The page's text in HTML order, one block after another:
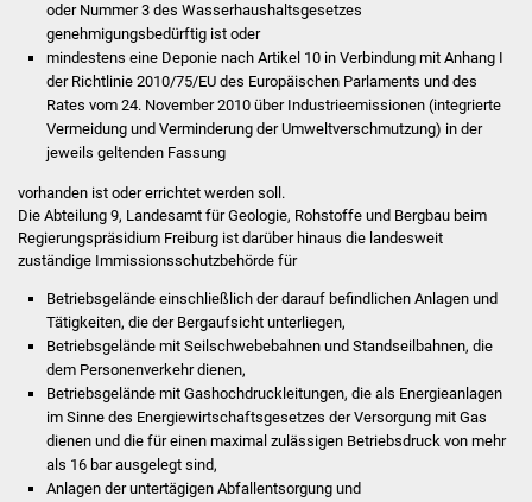
Bürger & Service
Was erledige ich wo
Dienstleistungen
Formulare
Bürgerinfos
Bildung
Schulen
oder Nummer 3 des Wasserhaushaltsgesetzes
genehmigungsbedürftig ist oder
mindestens eine Deponie nach Artikel 10 in Verbindung mit Anhang I
der Richtlinie 2010/75/EU des Europäischen Parlaments und des
Rates vom 24. November 2010 über Industrieemissionen (integrierte
Vermeidung und Verminderung der Umweltverschmutzung) in der
jeweils geltenden Fassung
vorhanden ist oder errichtet werden soll.
Die Abteilung 9, Landesamt für Geologie, Rohstoffe und Bergbau beim
Regierungspräsidium Freiburg ist darüber hinaus die landesweit
zuständige Immissionsschutzbehörde für
Betriebsgelände einschließlich der darauf befindlichen Anlagen und
Tätigkeiten, die der Bergaufsicht unterliegen,
Betriebsgelände mit Seilschwebebahnen und Standseilbahnen, die
dem Personenverkehr dienen,
Betriebsgelände mit Gashochdruckleitungen, die als Energieanlagen
im Sinne des Energiewirtschaftsgesetzes der Versorgung mit Gas
dienen und die für einen maximal zulässigen Betriebsdruck von mehr
als 16 bar ausgelegt sind,
Anlagen der untertägigen Abfallentsorgung und